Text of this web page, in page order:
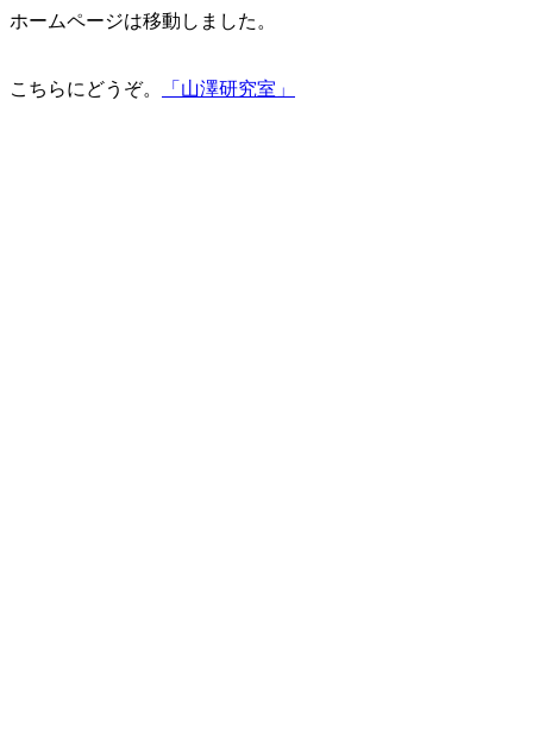
ホームページは移動しました。
こちらにどうぞ。 「山澤研究室」